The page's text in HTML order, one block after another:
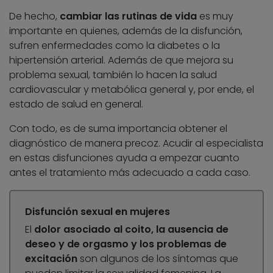
De hecho, cambiar las rutinas de vida es muy
importante en quienes, además de la disfunción,
sufren enfermedades como la diabetes o la
hipertensión arterial. Además de que mejora su
problema sexual, también lo hacen la salud
cardiovascular y metabólica general y, por ende, el
estado de salud en general.
Con todo, es de suma importancia obtener el
diagnóstico de manera precoz. Acudir al especialista
en estas disfunciones ayuda a empezar cuanto
antes el tratamiento más adecuado a cada caso.
Disfunción sexual en mujeres
El dolor asociado al coito, la ausencia de
deseo y de orgasmo y los problemas de
excitación son algunos de los síntomas que